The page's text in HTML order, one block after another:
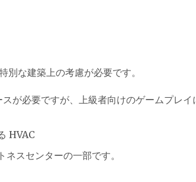
な建築上の考慮が必要です。
が必要ですが、上級者向けのゲームプレイ
HVAC
スセンターの一部です。